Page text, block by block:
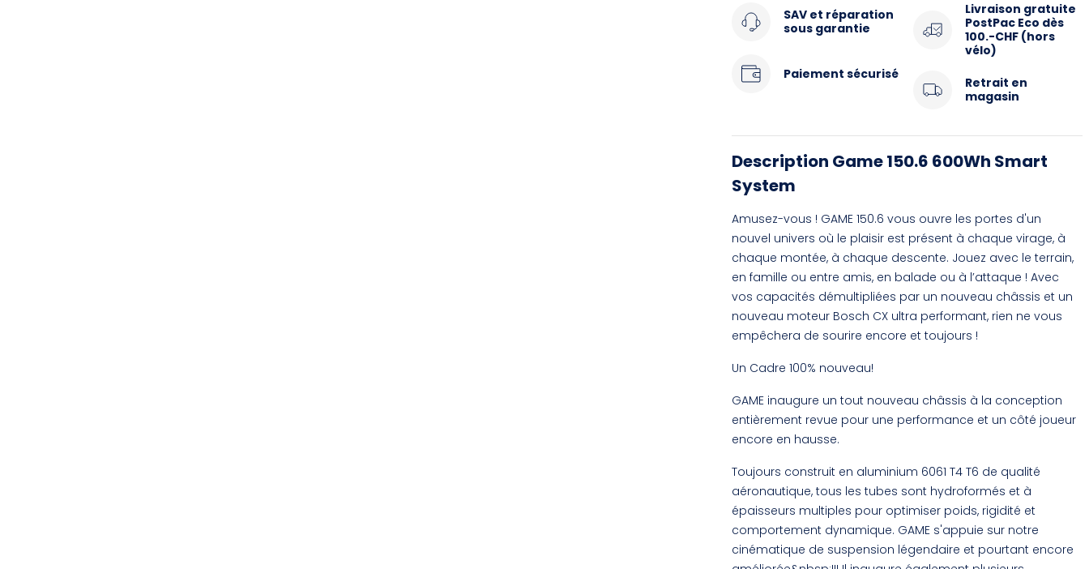
SAV et réparation
sous garantie
Paiement sécurisé
Livraison gratuite
PostPac Eco dès
100.-CHF (hors
vélo)
Retrait en
magasin
Description Game 150.6 600Wh Smart
System
Amusez-vous ! GAME 150.6 vous ouvre les portes d'un
nouvel univers où le plaisir est présent à chaque virage, à
chaque montée, à chaque descente. Jouez avec le terrain,
en famille ou entre amis, en balade ou à l’attaque ! Avec
vos capacités démultipliées par un nouveau châssis et un
nouveau moteur Bosch CX ultra performant, rien ne vous
empêchera de sourire encore et toujours !
Un Cadre 100% nouveau!
GAME inaugure un tout nouveau châssis à la conception
entièrement revue pour une performance et un côté joueur
encore en hausse.
Toujours construit en aluminium 6061 T4 T6 de qualité
aéronautique, tous les tubes sont hydroformés et à
épaisseurs multiples pour optimiser poids, rigidité et
comportement dynamique. GAME s'appuie sur notre
cinématique de suspension légendaire et pourtant encore